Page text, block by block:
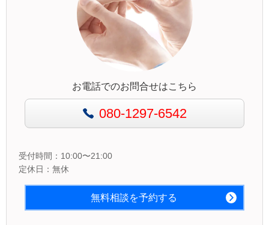
お電話でのお問合せはこちら
080-1297-6542
受付時間：10:00〜21:00
定休日：無休
無料相談を予約する